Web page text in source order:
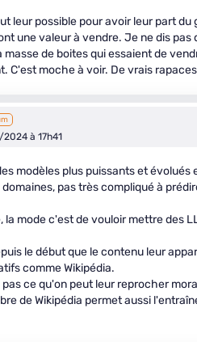
leur possible pour avoir leur part
une valeur à vendre. Je ne dis
de boites qui essaient de
C'est moche à voir. De vrais
à 17h41
modèles plus puissants et
pas très compliqué à
la mode c'est de vouloir mettre des
le début que le contenu leur
comme Wikipédia.
pas ce qu'on peut leur reprocher
de Wikipédia permet aussi